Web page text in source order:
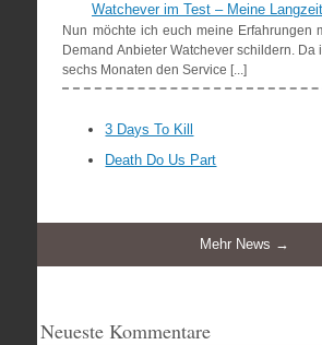
Watchever im Test – Meine
Nun möchte ich euch meine Erfahrungen
Demand Anbieter Watchever schildern. Da
sechs Monaten den Service [...]
3 Days To Kill
Death Do Us Part
Mehr News →
Neueste Kommentare